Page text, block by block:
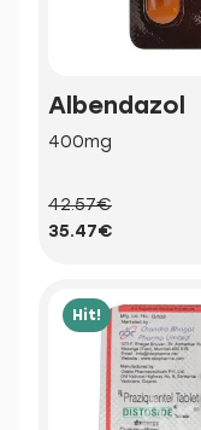
Albendazol
400mg
42.57€
35.47€
Hit!